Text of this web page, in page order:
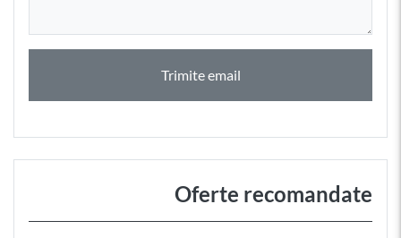
Trimite email
Oferte recomandate